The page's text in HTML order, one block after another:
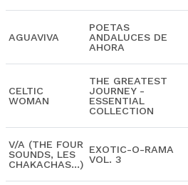
AGUAVIVA
POETAS
ANDALUCES DE
AHORA
CELTIC
WOMAN
THE GREATEST
JOURNEY -
ESSENTIAL
COLLECTION
V/A (THE FOUR
SOUNDS, LES
CHAKACHAS...)
EXOTIC-O-RAMA
VOL. 3